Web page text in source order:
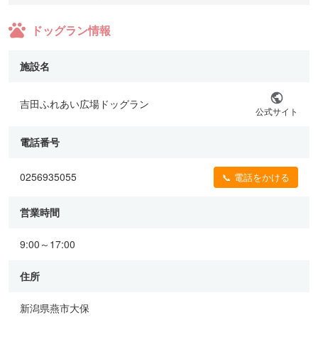
ドッグラン情報
施設名
吉田ふれあい広場ドッグラン 公式サイト
電話番号
0256935055 📞 電話をかける
営業時間
9:00～17:00
住所
新潟県燕市大保